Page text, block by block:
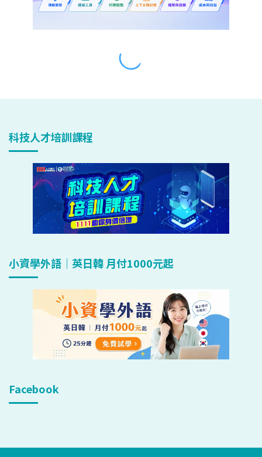
科技人才培訓課程
小資學外語｜英日韓 月付1000元起
Facebook